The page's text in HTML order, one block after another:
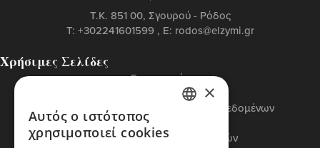
T.K. 851 00, Σγουρού - Ρόδος
Τ: +302241601599 , Ε: rodos@elzymi.gr
Χρήσιμες Σελίδες
Επικοινωνία
Πολιτική Cookies
Πολιτική Προστασίας Προσωπικών Δεδομένων
Όροι Χρήσης
Πολιτική Διαχείρισης Αναφορών
×
Αυτός ο ιστότοπος
χρησιμοποιεί cookies